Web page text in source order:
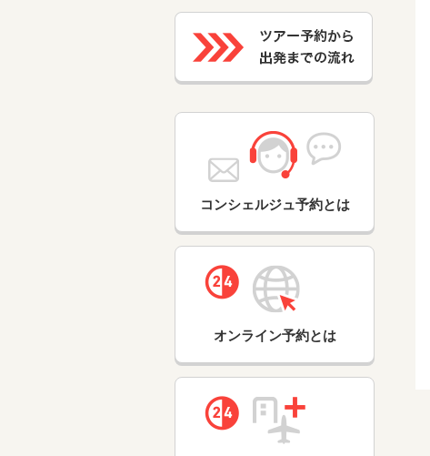
コンシェルジュ予約とは
オンライン予約とは